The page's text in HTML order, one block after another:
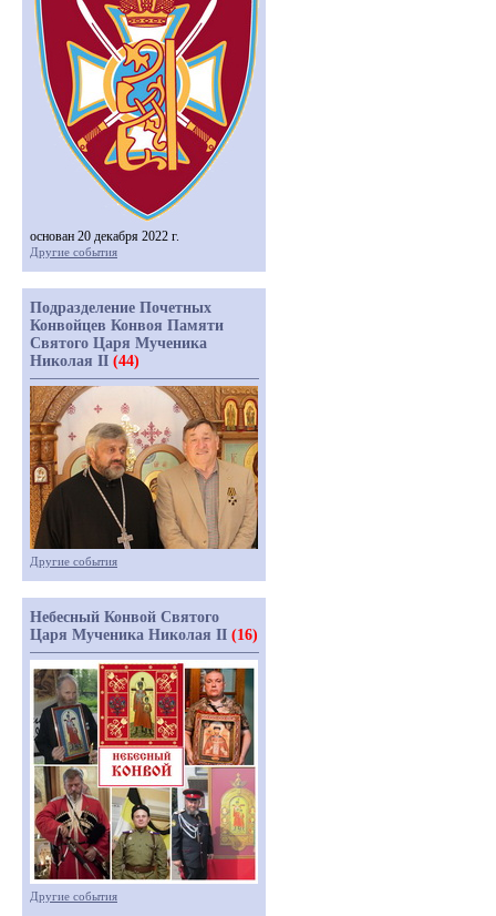
основан 20 декабря 2022 г.
Другие события
Подразделение Почетных
Конвойцев Конвоя Памяти
Святого Царя Мученика
Николая II (44)
Другие события
Небесный Конвой Святого
Царя Мученика Николая II (16)
Другие события